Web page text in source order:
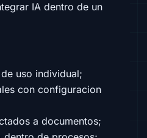
IA dentro de un
uso individual;
con configuracion
a documentos;